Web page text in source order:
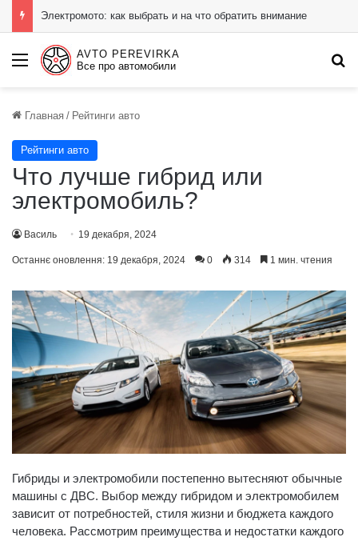
Электромото: как выбрать и на что обратить внимание
Menu
AVTO PEREVIRKA
Все про автомобили
Главная / Рейтинги авто
Рейтинги авто
Что лучше гибрид или
электромобиль?
Василь 19 декабря, 2024
Останнє оновлення: 19 декабря, 2024 0 314 1 мин. чтения
Гибриды и электромобили постепенно вытесняют обычные
машины с ДВС. Выбор между гибридом и электромобилем
зависит от потребностей, стиля жизни и бюджета каждого
человека. Рассмотрим преимущества и недостатки каждого